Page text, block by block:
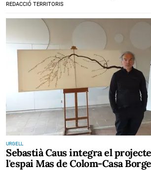
REDACCIÓ TERRITORIS
URGELL
Sebastià Caus integra el
l'espai Mas de Colom-Casa